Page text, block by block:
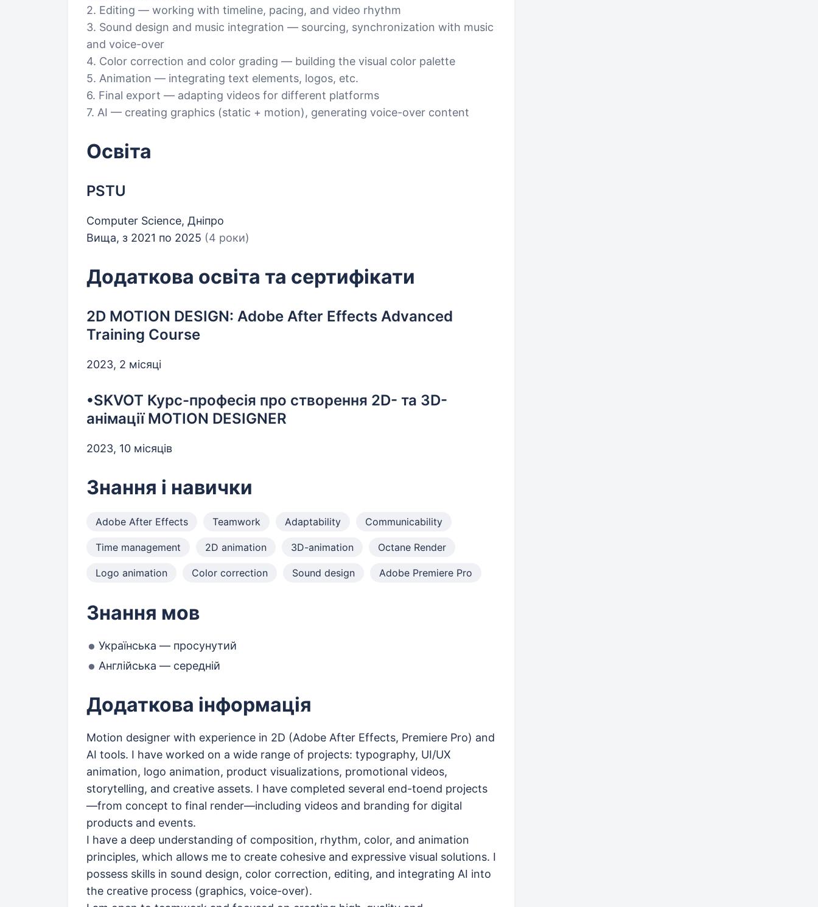
2. Editing — working with timeline, pacing, and video rhythm
3. Sound design and music integration — sourcing, synchronization with music
and voice-over
4. Color correction and color grading — building the visual color palette
5. Animation — integrating text elements, logos, etc.
6. Final export — adapting videos for different platforms
7. AI — creating graphics (static + motion), generating voice-over content
Освіта
PSTU
Computer Science, Дніпро
Вища, з 2021 по 2025 (4 роки)
Додаткова освіта та сертифікати
2D MOTION DESIGN: Adobe After Effects Advanced
Training Course
2023, 2 місяці
•SKVOT Курс-професія про створення 2D- та 3D-
анімації MOTION DESIGNER
2023, 10 місяців
Знання і навички
Adobe After Effects Teamwork Adaptability Communicability
Time management 2D animation 3D-animation Octane Render
Logo animation Color correction Sound design Adobe Premiere Pro
Знання мов
Українська — просунутий
Англійська — середній
Додаткова інформація
Motion designer with experience in 2D (Adobe After Effects, Premiere Pro) and
AI tools. I have worked on a wide range of projects: typography, UI/UX
animation, logo animation, product visualizations, promotional videos,
storytelling, and creative assets. I have completed several end-toend projects
—from concept to final render—including videos and branding for digital
products and events.
I have a deep understanding of composition, rhythm, color, and animation
principles, which allows me to create cohesive and expressive visual solutions. I
possess skills in sound design, color correction, editing, and integrating AI into
the creative process (graphics, voice-over).